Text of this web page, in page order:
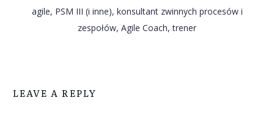
agile, PSM III (i inne), konsultant zwinnych procesów i
zespołów, Agile Coach, trener
LEAVE A REPLY